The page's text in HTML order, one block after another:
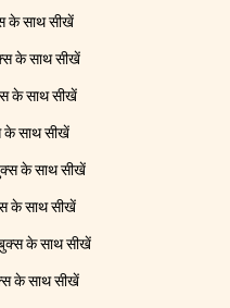
के साथ सीखें
के साथ सीखें
के साथ सीखें
के साथ सीखें
के साथ सीखें
के साथ सीखें
के साथ सीखें
के साथ सीखें